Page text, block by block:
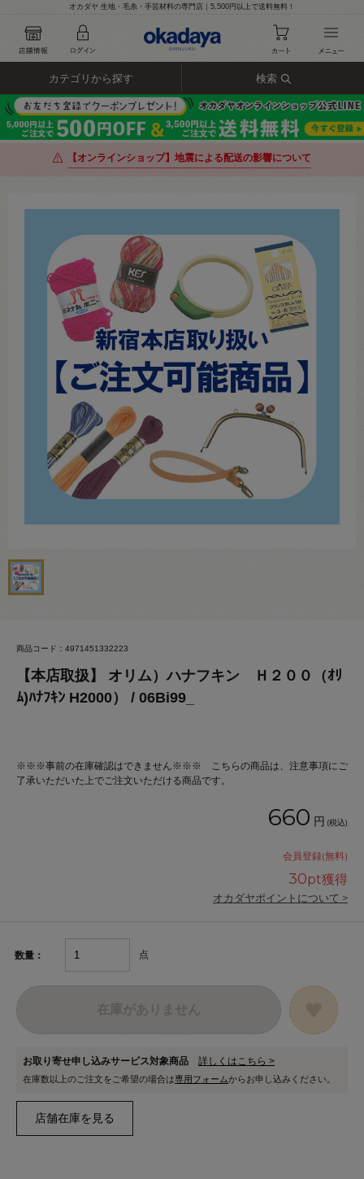
オカダヤ 生地・毛糸・手芸材料の専門店｜5,500円以上で送料無料！
カテゴリから探す 検索
【オンラインショップ】地震による配送の影響について
商品コード：4971451332223
【本店取扱】 オリム）ハナフキン Ｈ２００（ｵﾘ
ﾑ)ﾊﾅﾌｷﾝ H2000） / 06Bi99_
※※※事前の在庫確認はできません※※※ こちらの商品は、注意事項にご
了承いただいた上でご注文いただける商品です。
660 円 (税込)
会員登録(無料)
30pt獲得
オカダヤポイントについて >
数量： 点
お取り寄せ申し込みサービス対象商品 詳しくはこちら >
在庫数以上のご注文をご希望の場合は専用フォームからお申し込みください。